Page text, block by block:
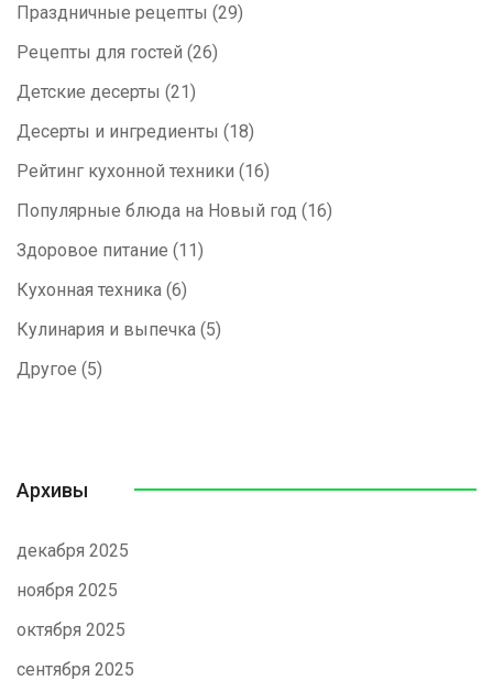
Праздничные рецепты (29)
Рецепты для гостей (26)
Детские десерты (21)
Десерты и ингредиенты (18)
Рейтинг кухонной техники (16)
Популярные блюда на Новый год (16)
Здоровое питание (11)
Кухонная техника (6)
Кулинария и выпечка (5)
Другое (5)
Архивы
декабря 2025
ноября 2025
октября 2025
сентября 2025